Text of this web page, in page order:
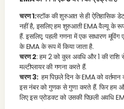
चरण 1:स्टॉक की शुरुआत से ही ऐतिहासिक
नहीं है, इसलिए हम शुरुआती EMA वैल्यू के
हैं. इसलिए, पहली गणना में एक साधारण मूविंग
के EMA के रूप में किया जाता है.
चरण 2: हम 2 को कुल अवधि और 1 की राशि
मल्टीप्लायर की गणना करते हैं.
चरण 3: हम पिछले दिन के EMA को
इस नंबर को गुणक से गुणा करते हैं. फिर हम
लिए इस प्रोडक्ट को उसकी पिछली अवधि